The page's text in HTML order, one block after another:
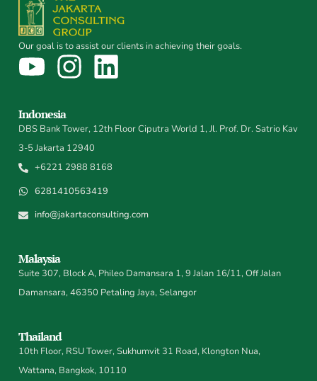
Our goal is to assist our clients in achieving their goals.
Indonesia
DBS Bank Tower, 12th Floor Ciputra World 1, Jl. Prof. Dr. Satrio Kav
3-5 Jakarta 12940
+6221 2988 8168
6281410563419
info@jakartaconsulting.com
Malaysia
Suite 307, Block A, Phileo Damansara 1, 9 Jalan 16/11, Off Jalan
Damansara, 46350 Petaling Jaya, Selangor
Thailand
10th Floor, RSU Tower, Sukhumvit 31 Road, Klongton Nua,
Wattana, Bangkok, 10110